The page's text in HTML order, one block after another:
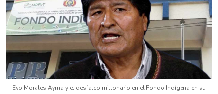
Evo Morales Ayma y el desfalco millonario en el Fondo Indígena en su